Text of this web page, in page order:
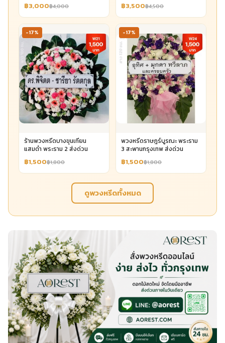
฿3,000฿4,000 ฿3,500฿4,500
-17%
ร้านพวงหรีดบางขุนเทียน
แสมดำ พระราม 2 ส่งด่วน
฿1,500฿1,800
-17%
พวงหรีดราษฎร์บูรณะ พระราม
3 สะพานกรุงเทพ ส่งด่วน
฿1,500฿1,800
ดูพวงหรีดทั้งหมด